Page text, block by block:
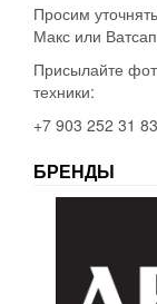
Просим
Макс или
Присылайте
техники:
+7 903 252 31
БРЕНДЫ